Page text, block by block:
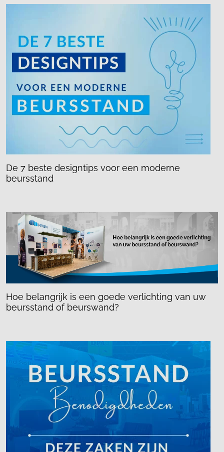
De 7 beste designtips voor een moderne
beursstand
Hoe belangrijk is een goede verlichting van uw
beursstand of beurswand?